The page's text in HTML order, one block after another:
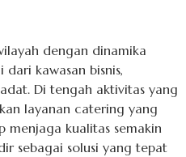
dengan dinamika
kawasan bisnis,
Di tengah aktivitas yang
layanan catering yang
menjaga kualitas semakin
sebagai solusi yang tepat